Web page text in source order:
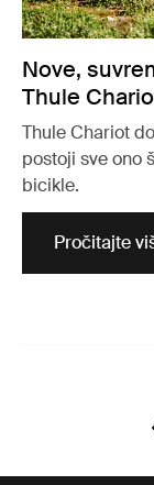
Nove,
Thule
Thule Chariot
postoji sve ono
bicikle.
Pročitajte